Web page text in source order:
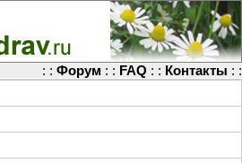
: : Форум : : FAQ : : Контакты : :